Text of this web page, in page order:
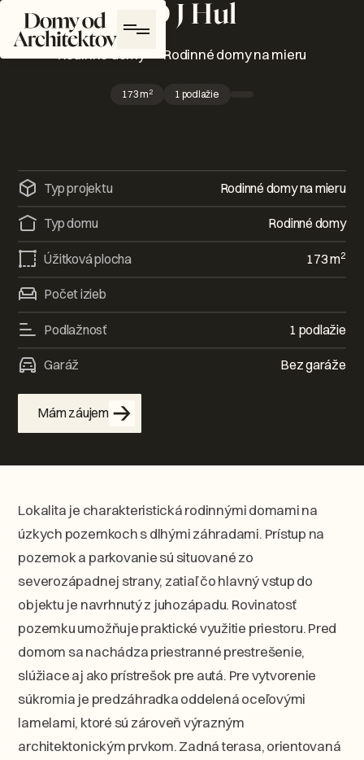
Domy od Architektov LogoRD J Hul
—Rodinné domy na mieru
173m2 1 podlažie
Typ projektu Rodinné domy na mieru
Typ domu Rodinné domy
Úžitková plocha 173m2
Počet izieb
Podlažnosť 1 podlažie
Garáž Bez garáže
Mám záujem
Lokalita je charakteristická rodinnými domami na
úzkych pozemkoch s dlhými záhradami. Prístup na
pozemok a parkovanie sú situované zo
severozápadnej strany, zatiaľ čo hlavný vstup do
objektu je navrhnutý z juhozápadu. Rovinatosť
pozemku umožňuje praktické využitie priestoru. Pred
domom sa nachádza priestranné prestrešenie,
slúžiace aj ako prístrešok pre autá. Pre vytvorenie
súkromia je predzáhradka oddelená oceľovými
lamelami, ktoré sú zároveň výrazným
architektonickým prvkom. Zadná terasa, orientovaná